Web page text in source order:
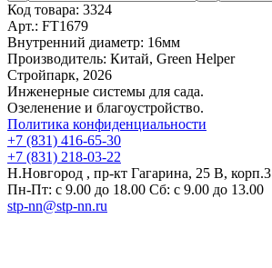
Код товара: 3324
Арт.: FT1679
Внутренний диаметр: 16мм
Производитель: Китай, Green Helper
Стройпарк, 2026
Инженерные системы для сада.
Озеленение и благоустройство.
Политика конфиденциальности
+7 (831) 416-65-30
+7 (831) 218-03-22
Н.Новгород , пр-кт Гагарина, 25 В, корп.3
Пн-Пт: с 9.00 до 18.00 Сб: с 9.00 до 13.00
stp-nn@stp-nn.ru